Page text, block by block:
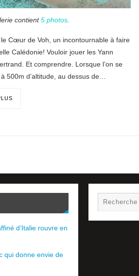
contient5 photos
Cœur de Voh, un incontournable à faire
Calédonie! Vouloir jouer les Yann
Et comprendre. Lorsque l’on se
500m d’altitude, au dessus de…
d’Italie rouvre en
qui donne envie de